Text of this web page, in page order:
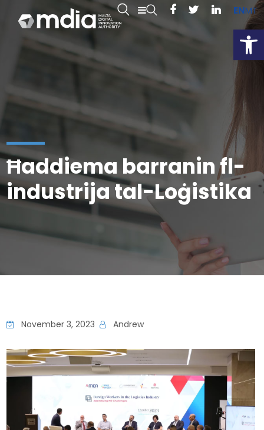
ENMT
Ħaddiema barranin fl-
industrija tal-Loġistika
November 3, 2023 Andrew